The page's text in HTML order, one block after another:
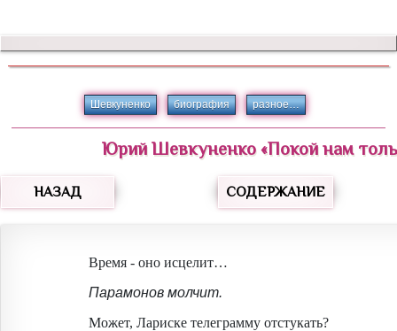
Шевкуненко биография разное…
Юрий Шевкуненко «Покой нам
НАЗАД СОДЕРЖАНИЕ
Время - оно исцелит…
Парамонов молчит.
Может, Лариске телеграмму отстукать?